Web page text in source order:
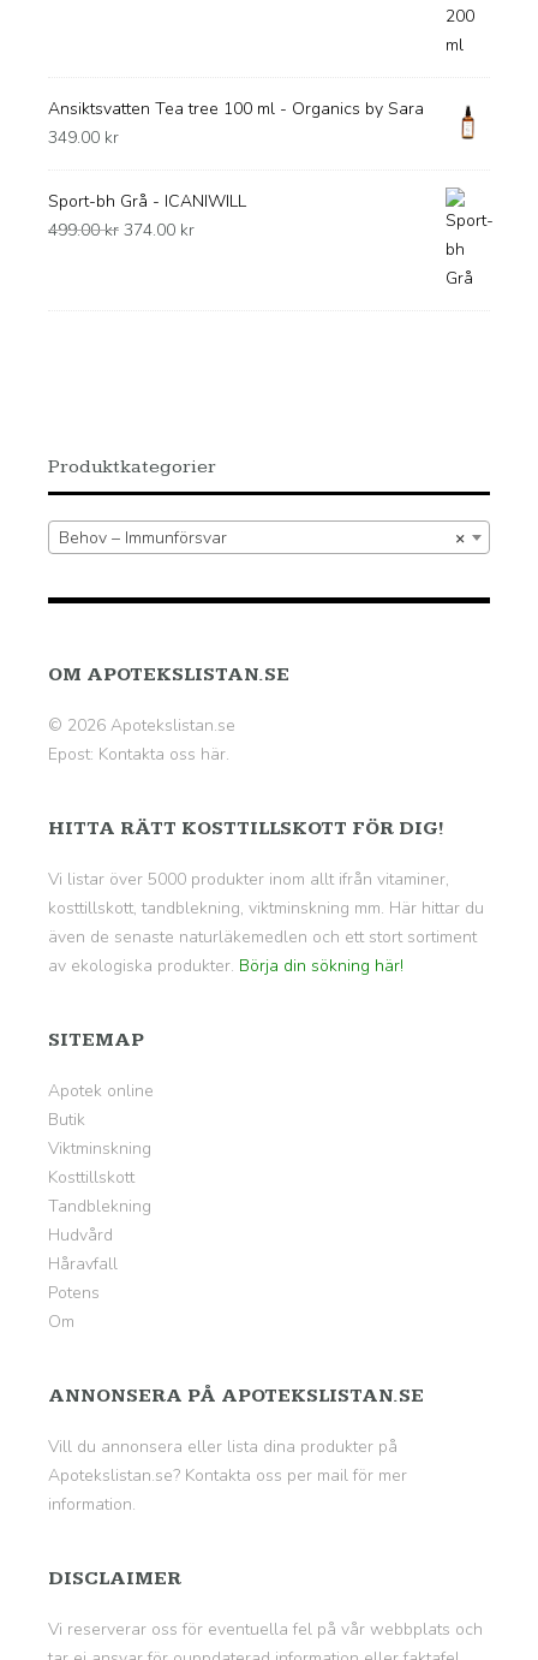
Ansiktsvatten Tea tree 100 ml - Organics by Sara
349.00 kr
Sport-bh Grå - ICANIWILL
499.00kr Det
374.00 krDet
Produktkategorier
×
Behov – Immunförsvar
OM APOTEKSLISTAN.SE
© 2026 Apotekslistan.se
Epost: Kontakta oss här.
HITTA RÄTT KOSTTILLSKOTT FÖR DIG!
Vi listar över 5000 produkter inom allt ifrån vitaminer,
kosttillskott, tandblekning, viktminskning mm. Här hittar du
även de senaste naturläkemedlen och ett stort sortiment
av ekologiska produkter. Börja din sökning här!
SITEMAP
Apotek online
Butik
Viktminskning
Kosttillskott
Tandblekning
Hudvård
Håravfall
Potens
Om
ANNONSERA PÅ APOTEKSLISTAN.SE
Vill du annonsera eller lista dina produkter på
Apotekslistan.se? Kontakta oss per mail för mer
information.
DISCLAIMER
Vi reserverar oss för eventuella fel på vår webbplats och